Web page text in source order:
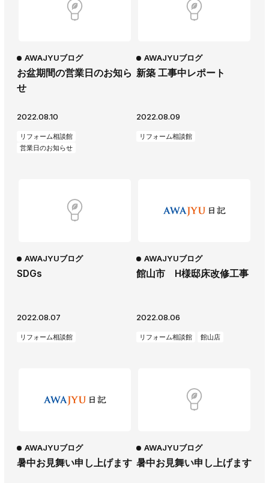
スタッフ紹介
社長ブログ お知らせ
チラシ
AWAJYUブログ
安房住まいる
大型工事施工事例
採用情報
新卒・第二新卒採用 アルバイト採用
お問い合わせ
お盆期間の営業日のお知ら
せ
AWAJYUブログ
2022.08.10
リフォーム相談館
営業日のお知らせ
新築 工事中レポート
AWAJYUブログ
2022.08.09
リフォーム相談館
SDGs
AWAJYUブログ
2022.08.07
リフォーム相談館
館山市 H様邸床改修工事
AWAJYUブログ
2022.08.06
リフォーム相談館 館山店
暑中お見舞い申し上げます
AWAJYUブログ
暑中お見舞い申し上げます
AWAJYUブログ